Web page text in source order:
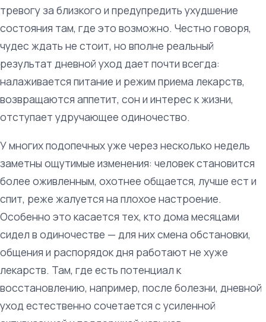
тревогу за близкого и предупредить ухудшение
состояния там, где это возможно. Честно говоря,
чудес ждать не стоит, но вполне реальный
результат дневной уход дает почти всегда:
налаживается питание и режим приема лекарств,
возвращаются аппетит, сон и интерес к жизни,
отступает удручающее одиночество.
У многих подопечных уже через несколько недель
заметны ощутимые изменения: человек становится
более оживленным, охотнее общается, лучше ест и
спит, реже жалуется на плохое настроение.
Особенно это касается тех, кто дома месяцами
сидел в одиночестве — для них смена обстановки,
общения и распорядок дня работают не хуже
лекарств. Там, где есть потенциал к
восстановлению, например, после болезни, дневной
уход естественно сочетается с усиленной